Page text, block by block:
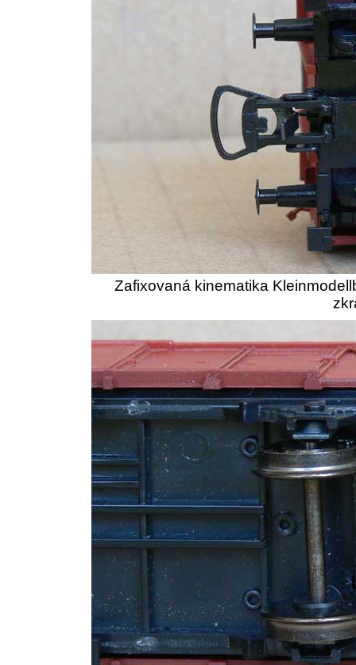
Zafixovaná kinematika